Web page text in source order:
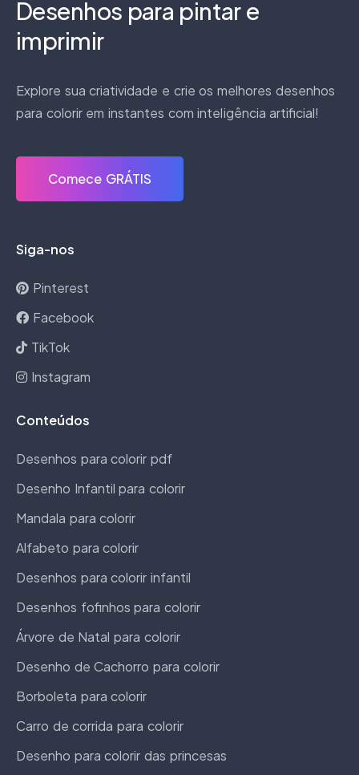
Desenhos para pintar e
imprimir
Explore sua criatividade e crie os melhores desenhos
para colorir em instantes com inteligência artificial!
Comece GRÁTIS
Siga-nos
Pinterest
Facebook
TikTok
Instagram
Conteúdos
Desenhos para colorir pdf
Desenho Infantil para colorir
Mandala para colorir
Alfabeto para colorir
Desenhos para colorir infantil
Desenhos fofinhos para colorir
Árvore de Natal para colorir
Desenho de Cachorro para colorir
Borboleta para colorir
Carro de corrida para colorir
Desenho para colorir das princesas